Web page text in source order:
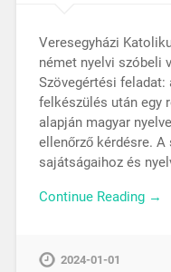
Veresegyházi
német nyelvi szóbeli
Szövegértési feladat:
felkészülés után egy
alapján magyar
ellenőrző kérdésre.
sajátságaihoz és
Continue Reading →
2024-01-01